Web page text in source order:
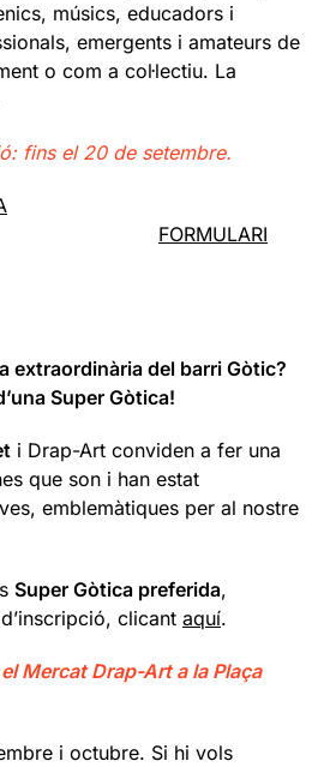
músics, educadors i
emergents i amateurs de
o com a col·lectiu. La
fins el 20 de setembre.
FORMULARI
extraordinària del barri Gòtic?
Super Gòtica!
i Drap-Art conviden a fer una
que son i han estat
emblemàtiques per al nostre
Super Gòtica preferida,
clicant aquí.
Mercat Drap-Art a la Plaça
i octubre. Si hi vols